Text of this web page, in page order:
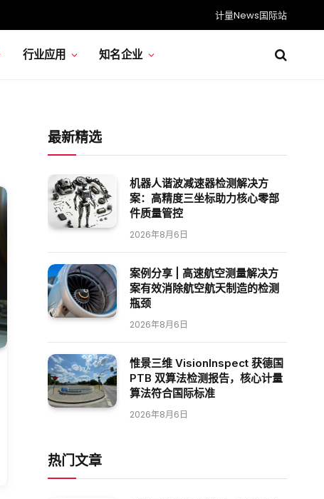
计量News国际站
行业应用 知名企业
最新精选
机器人谐波减速器检测解决方
案：高精度三坐标助力核心零部
件质量管控
2026年8月6日
案例分享 | 高速航空测量解决方
案有效消除航空航天制造的检测
瓶颈
2026年8月6日
惟景三维 VisionInspect 获德国
PTB 双算法检测报告，核心计量
算法符合国际标准
2026年8月6日
热门文章